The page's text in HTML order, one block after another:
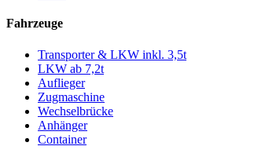
Fahrzeuge
Transporter & LKW inkl. 3,5t
LKW ab 7,2t
Auflieger
Zugmaschine
Wechselbrücke
Anhänger
Container